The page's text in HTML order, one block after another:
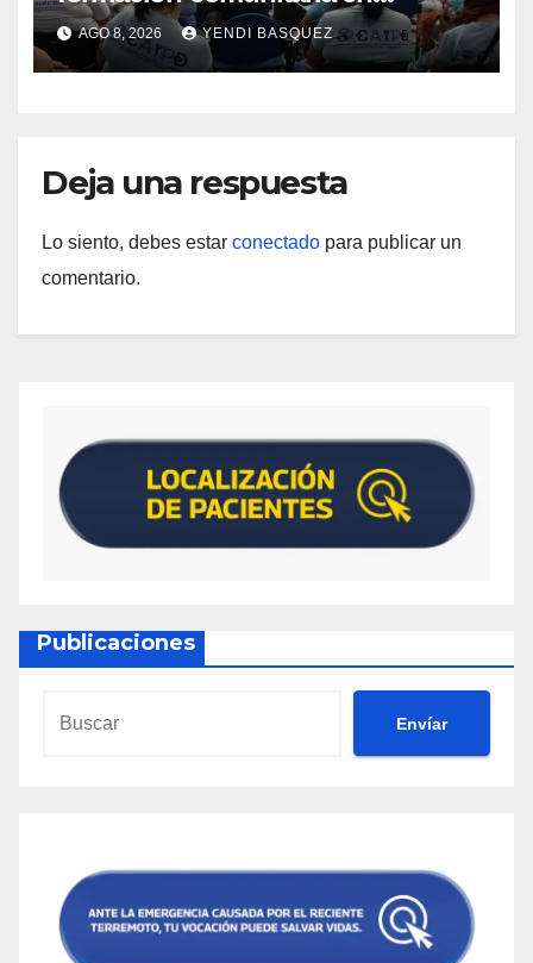
atención a personas con
discapacidad
AGO 8, 2026 YENDI BASQUEZ
Deja una respuesta
Lo siento, debes estar conectado para publicar un
comentario.
Publicaciones
Envíar